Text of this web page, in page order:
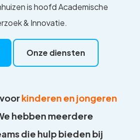
is hoofd Academische
& Innovatie.
Onze diensten
kinderen en jongeren
hebben meerdere
die hulp bieden bij